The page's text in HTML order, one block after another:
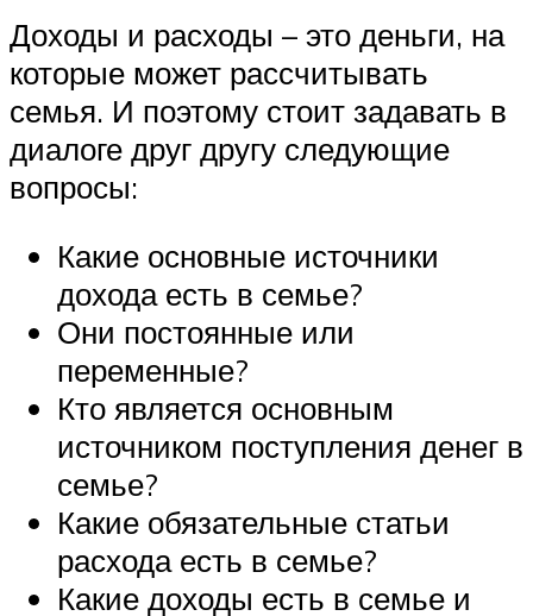
Доходы и расходы – это деньги, на
которые может рассчитывать
семья. И поэтому стоит задавать в
диалоге друг другу следующие
вопросы:
Какие основные источники
дохода есть в семье?
Они постоянные или
переменные?
Кто является основным
источником поступления денег в
семье?
Какие обязательные статьи
расхода есть в семье?
Какие доходы есть в семье и